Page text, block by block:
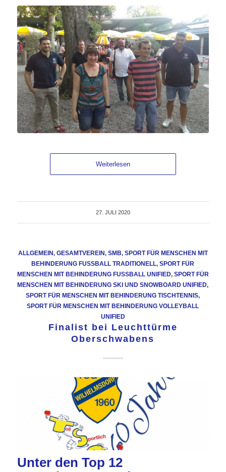
Weiterlesen
27. JULI 2020
ALLGEMEIN, GESAMTVEREIN, SMB, SPORT FÜR MENSCHEN MIT
BEHINDERUNG FUSSBALL TRADITIONELL ,SPORT FÜR
MENSCHEN MIT BEHINDERUNG FUSSBALL UNIFIED
, SPORT FÜR
MENSCHEN MIT BEHINDERUNG SKI UND SNOWBOARD UNIFIED,
SPORT FÜR MENSCHEN MIT BEHINDERUNG TISCHTENNIS,
SPORT FÜR MENSCHEN MIT BEHINDERUNG VOLLEYBALL
UNIFIED
Finalist bei Leuchttürme
Oberschwabens
Unter den Top 12